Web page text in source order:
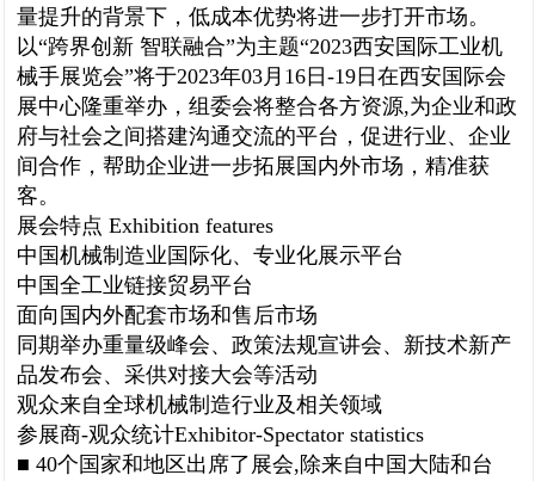
量提升的背景下，低成本优势将进一步打开市场。
以“跨界创新 智联融合”为主题“2023西安国际工业机
械手展览会”将于2023年03月 16 日 -19 日在西安国际会
展中心隆重举办，组委会将整合各方资源,为企业和政
府与社会之间搭建沟通交流的平台，促进行业、企业
间合作，帮助企业进一步拓展国内外市场，精准获
客。
展会特点 Exhibition features
中国机械制造业国际化、专业化展示平台
中国全工业链接贸易平台
面向国内外配套市场和售后市场
同期举办重量级峰会、政策法规宣讲会、新技术新产
品发布会、采供对接大会等活动
观众来自全球机械制造行业及相关领域
参展商-观众统计Exhibitor-Spectator statistics
■ 40个国家和地区出席了展会, 除来自中国大陆和台